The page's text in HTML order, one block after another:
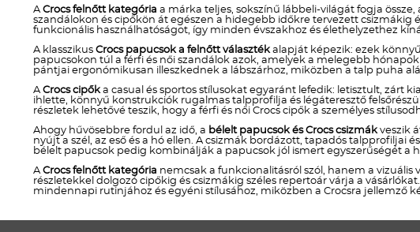
ACrocs felnőtt kategória a márka teljes, sokszínű lábbeli-világát fogja
szandálokon és cipőkön át egészen a hidegebb időkre tervezett
funkcionális használhatóságot, így minden évszakhoz és élethelyzethez
A klasszikus Crocs papucsok a felnőtt választékalapját képezik: ezek
papucsokon túl a férfi és női szandálok azok, amelyek a melegebb
pántjai ergonómikusan illeszkednek a lábszárhoz, miközben a talp puha
ACrocs cipőka casual és sportos stílusokat egyaránt lefedik: letisztult, zárt
ihlette, könnyű konstrukciók rugalmas talpprofilja és légáteresztő
részletek lehetővé teszik, hogy a férfi és női Crocs cipők a személyes
Ahogy hűvösebbre fordul az idő, a bélelt papucsok és Crocs csizmákveszik
nyújt a szél, az eső és a hó ellen. A csizmák bordázott, tapadós talpprofiljai
bélelt papucsok pedig kombinálják a papucsok jól ismert egyszerűségét
ACrocs felnőtt kategória nemcsak a funkcionalitásról szól, hanem a
részletekkel dolgozó cipőkig és csizmákig széles repertoár várja a
mindennapi rutinjához és egyéni stílusához, miközben a Crocsra jellemző